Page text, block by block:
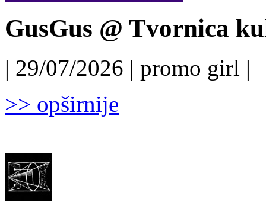
GusGus @ Tvornica
| 29/07/2026 | promo girl |
>> opširnije